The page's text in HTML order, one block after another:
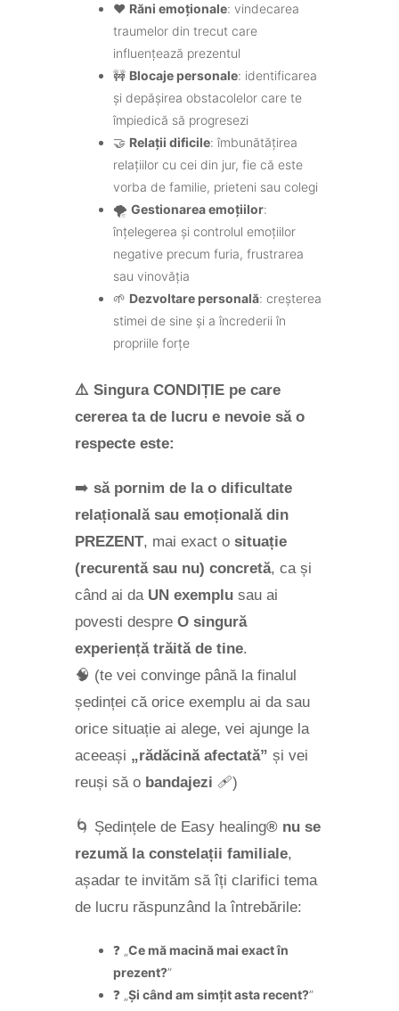
❤️ Răni emoționale: vindecarea
traumelor din trecut care
influențează prezentul
🚧 Blocaje personale: identificarea
și depășirea obstacolelor care te
împiedică să progresezi
🤝 Relații dificile: îmbunătățirea
relațiilor cu cei din jur, fie că este
vorba de familie, prieteni sau colegi
🌪️ Gestionarea emoțiilor:
înțelegerea și controlul emoțiilor
negative precum furia, frustrarea
sau vinovăția
🌱 Dezvoltare personală: creșterea
stimei de sine și a încrederii în
propriile forțe
⚠️ Singura CONDIȚIE pe care
cererea ta de lucru e nevoie să o
respecte este:
➡️ să pornim de la o dificultate
relațională sau emoțională din
PREZENT, mai exact o situație
(recurentă sau nu) concretă, ca și
când ai da UN exemplu sau ai
povesti despre O singură
experiență trăită de tine.
🧠 (te vei convinge până la finalul
ședinței că orice exemplu ai da sau
orice situație ai alege, vei ajunge la
aceeași „rădăcină afectată” și vei
reuși să o bandajezi 🩹)
🌀 Ședințele de Easy healing® nu se
rezumă la constelații familiale,
așadar te invităm să îți clarifici tema
de lucru răspunzând la întrebările:
❓ „Ce mă macină mai exact în
prezent?”
❓ „Și când am simțit asta recent?”